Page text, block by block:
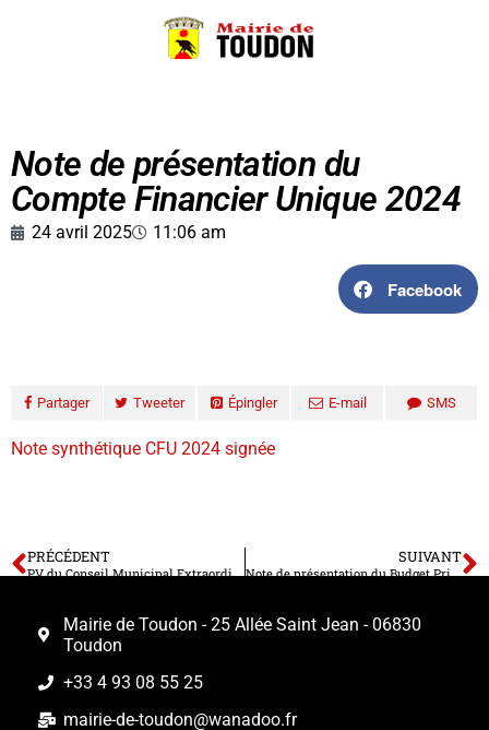
Note de présentation du
Compte Financier Unique 2024
24 avril 2025 11:06 am
Facebook
Partager Tweeter Épingler E-mail SMS
Note synthétique CFU 2024 signée
PRÉCÉDENT
PV du Conseil Municipal Extraordinaire du Budget du 09 avril 2025
SUIVANT
Note de présentation du Budget Primitif 2025
Mairie de Toudon - 25 Allée Saint Jean - 06830
Toudon
+33 4 93 08 55 25
mairie-de-toudon@wanadoo.fr